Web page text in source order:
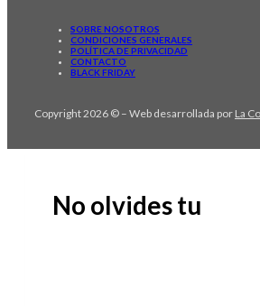
SOBRE NOSOTROS
CONDICIONES GENERALES
POLÍTICA DE PRIVACIDAD
CONTACTO
BLACK FRIDAY
Copyright 2026 © – Web desarrollada por La
No olvides tu